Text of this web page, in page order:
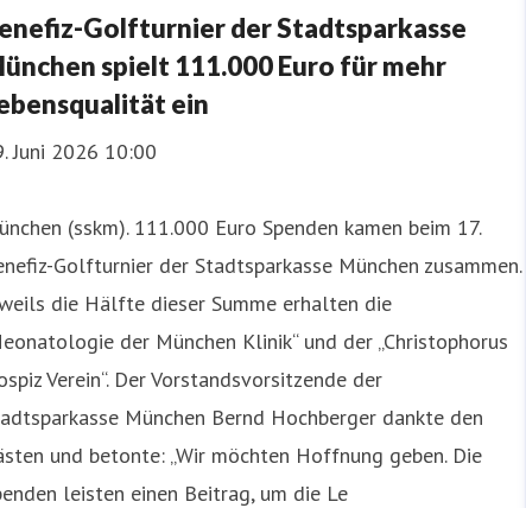
Golfturnier der Stadtsparkasse
spielt 111.000 Euro für mehr
ein
Juni 2026 10:00
(sskm). 111.000 Euro Spenden kamen beim 17.
Golfturnier der Stadtsparkasse München zusammen.
die Hälfte dieser Summe erhalten die
der München Klinik“ und der „Christophorus
Verein“. Der Vorstandsvorsitzende der
München Bernd Hochberger dankte den
und betonte: „Wir möchten Hoffnung geben. Die
leisten einen Beitrag, um die Le